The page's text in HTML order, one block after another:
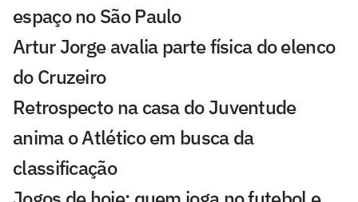
espaço no São Paulo
Artur Jorge avalia parte física do elenco
do Cruzeiro
Retrospecto na casa do Juventude
anima o Atlético em busca da
classificação